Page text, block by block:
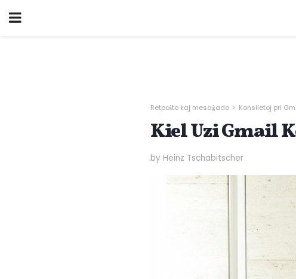
Retpoŝto kaj mesaĝado Konsiletoj pri
Kiel Uzi Gmail
by Heinz Tschabitscher